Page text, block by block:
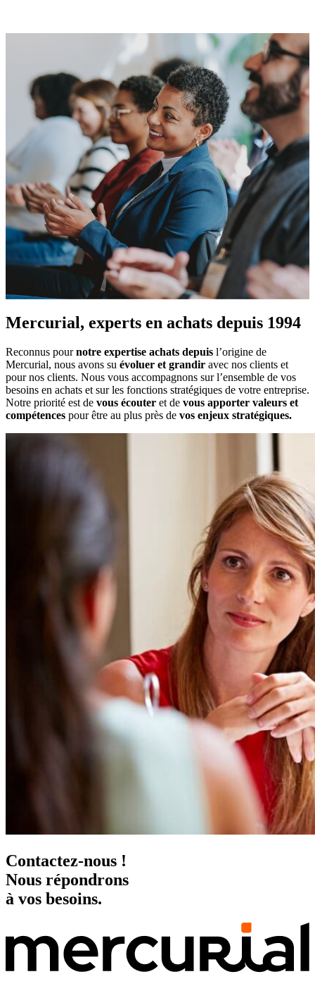
Mercurial, experts en achats depuis 1994
Reconnus pournotre expertise achats depuis l’origine de
Mercurial, nous avons su évoluer et grandir avec nos clients et
pour nos clients. Nous vous accompagnons sur l’ensemble de vos
besoins en achats et sur les fonctions stratégiques de votre entreprise.
Notre priorité est de vous écouter et de vous apporter valeurs et
compétences pour être au plus près de vos enjeux stratégiques.
Contactez-nous !
Nous répondrons
à vos besoins.